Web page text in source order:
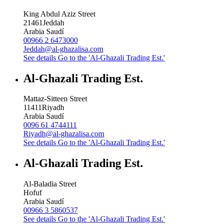
King Abdul Aziz Street
21461Jeddah
Arabia Saudí
00966 2 6473000
Jeddah@al-ghazalisa.com
See details Go to the 'Al-Ghazali Trading Est.'
Al-Ghazali Trading Est.
Mattaz-Sitteen Street
11411Riyadh
Arabia Saudí
0096 61 4744111
Riyadh@al-ghazalisa.com
See details Go to the 'Al-Ghazali Trading Est.'
Al-Ghazali Trading Est.
Al-Baladia Street
Hofuf
Arabia Saudí
00966 3 5860537
See details Go to the 'Al-Ghazali Trading Est.'